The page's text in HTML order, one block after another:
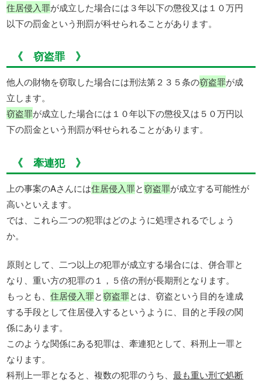
住居侵入罪が成立した場合には３年以下の懲役又は１０万円
以下の罰金という刑罰が科せられることがあります。
《 窃盗罪 》
他人の財物を窃取した場合には刑法第２３５条の窃盗罪が成
立します。
窃盗罪が成立した場合には１０年以下の懲役又は５０万円以
下の罰金という刑罰が科せられることがあります。
《 牽連犯 》
上の事案のAさんには住居侵入罪と窃盗罪が成立する可能性が
高いといえます。
では、これら二つの犯罪はどのように処理されるでしょう
か。
原則として、二つ以上の犯罪が成立する場合には、併合罪と
なり、重い方の犯罪の１，５倍の刑が長期刑となります。
もっとも、住居侵入罪と窃盗罪とは、窃盗という目的を達成
する手段として住居侵入するというように、目的と手段の関
係にあります。
このような関係にある犯罪は、牽連犯として、科刑上一罪と
なります。
科刑上一罪となると、複数の犯罪のうち、最も重い刑で処断